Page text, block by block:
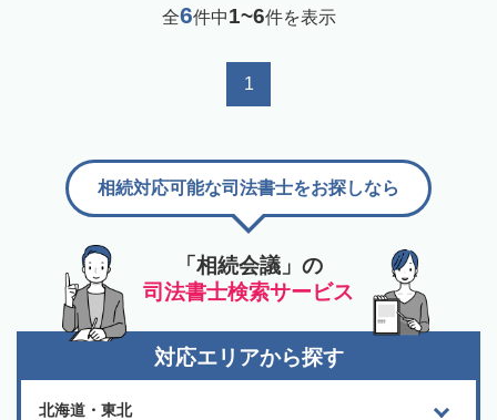
全6件中1~6件を表示
1
「相続会議」の
司法書士検索サービス
相続対応可能な司法書士をお探しなら
対応エリアから探す
北海道・東北